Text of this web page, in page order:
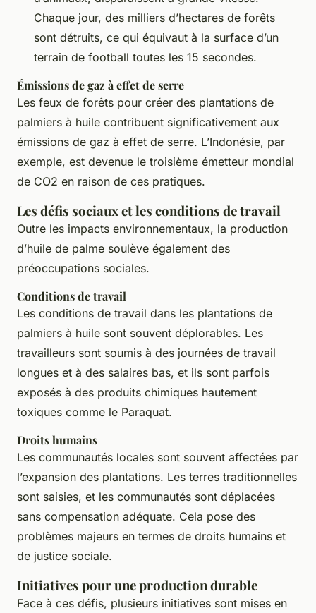
Chaque jour, des milliers d’hectares de forêts
sont détruits, ce qui équivaut à la surface d’un
terrain de football toutes les 15 secondes.
Émissions de gaz à effet de serre
Les feux de forêts pour créer des plantations de
palmiers à huile contribuent significativement aux
émissions de gaz à effet de serre. L’Indonésie, par
exemple, est devenue le troisième émetteur mondial
de CO2 en raison de ces pratiques.
Les défis sociaux et les conditions de travail
Outre les impacts environnementaux, la production
d’huile de palme soulève également des
préoccupations sociales.
Conditions de travail
Les conditions de travail dans les plantations de
palmiers à huile sont souvent déplorables. Les
travailleurs sont soumis à des journées de travail
longues et à des salaires bas, et ils sont parfois
exposés à des produits chimiques hautement
toxiques comme le Paraquat.
Droits humains
Les communautés locales sont souvent affectées par
l’expansion des plantations. Les terres traditionnelles
sont saisies, et les communautés sont déplacées
sans compensation adéquate. Cela pose des
problèmes majeurs en termes de droits humains et
de justice sociale.
Initiatives pour une production durable
Face à ces défis, plusieurs initiatives sont mises en